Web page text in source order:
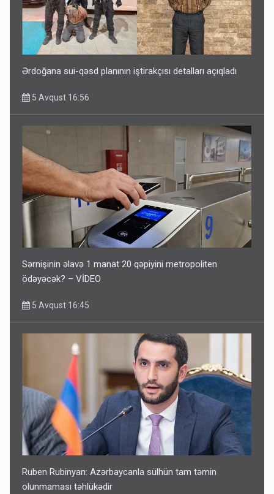
Ərdoğana sui-qəsd planının iştirakçısı detalları açıqladı
5 Avqust 16:56
Sərnişinin əlavə 1 manat 20 qəpiyini metropoliten
ödəyəcək? – VİDEO
5 Avqust 16:45
Ruben Rubinyan: Azərbaycanla sülhün tam təmin
olunmaması təhlükədir